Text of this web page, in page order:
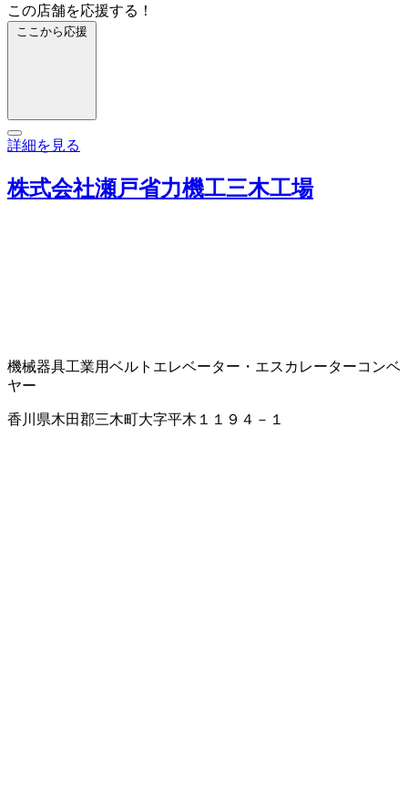
この店舗を応援する！
ここから応援
詳細を見る
株式会社瀬戸省力機工三木工場
機械器具工業用ベルト エレベーター・エスカレーターコンベ
ヤー
香川県木田郡三木町大字平木１１９４－１